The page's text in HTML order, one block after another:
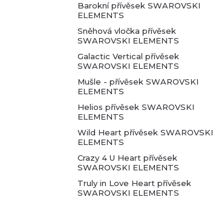
Barokní přívěsek SWAROVSKI
ELEMENTS
Sněhová vločka přívěsek
SWAROVSKI ELEMENTS
Galactic Vertical přívěsek
SWAROVSKI ELEMENTS
Mušle - přívěsek SWAROVSKI
ELEMENTS
Helios přívěsek SWAROVSKI
ELEMENTS
Wild Heart přívěsek SWAROVSKI
ELEMENTS
Crazy 4 U Heart přívěsek
SWAROVSKI ELEMENTS
Truly in Love Heart přívěsek
SWAROVSKI ELEMENTS